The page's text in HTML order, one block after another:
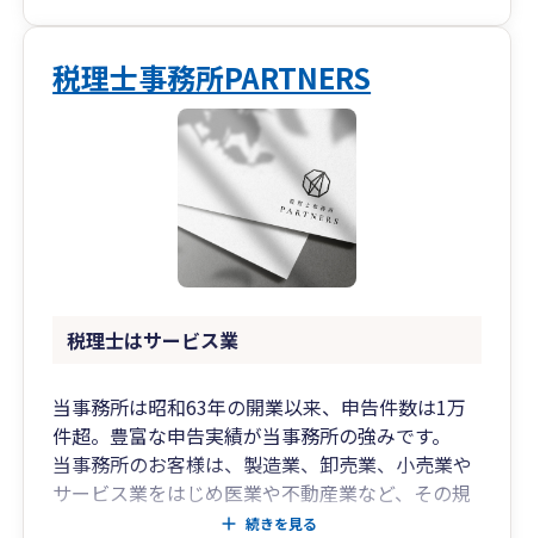
税理士事務所PARTNERS
税理士はサービス業
当事務所は昭和63年の開業以来、申告件数は1万
件超。豊富な申告実績が当事務所の強みです。
当事務所のお客様は、製造業、卸売業、小売業や
サービス業をはじめ医業や不動産業など、その規
模も年商数十億円の企業から、起業したてのベン
続きを見る